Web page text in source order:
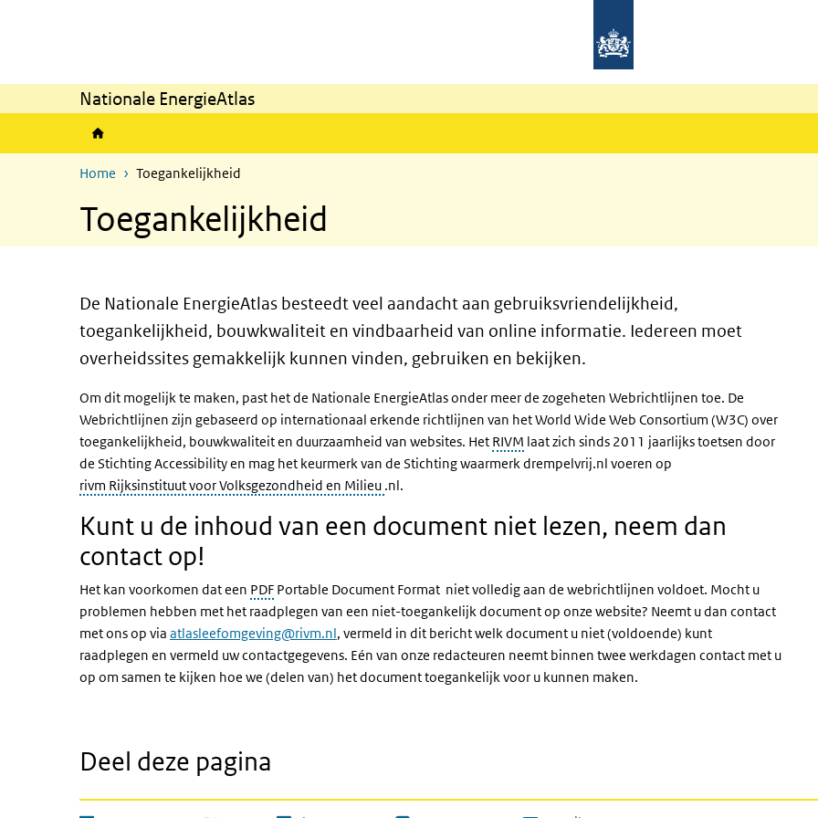
Nationale EnergieAtlas
Home Toegankelijkheid
Toegankelijkheid
De Nationale EnergieAtlas besteedt veel aandacht aan gebruiksvriendelijkheid,
toegankelijkheid, bouwkwaliteit en vindbaarheid van online informatie. Iedereen moet
overheidssites gemakkelijk kunnen vinden, gebruiken en bekijken.
Om dit mogelijk te maken, past het de Nationale EnergieAtlas onder meer de zogeheten Webrichtlijnen toe. De
Webrichtlijnen zijn gebaseerd op internationaal erkende richtlijnen van het World Wide Web Consortium (W3C) over
toegankelijkheid, bouwkwaliteit en duurzaamheid van websites. Het RIVM Rijksinstituut voor Volksgezondheid en Milieu
laat zich sinds 2011 jaarlijks toetsen door
de Stichting Accessibility en mag het keurmerk van de Stichting waarmerk drempelvrij.nl voeren op
rivm Rijksinstituut voor Volksgezondheid en Milieu Rijksinstituut voor Volksgezondheid en Milieu
.nl.
Kunt u de inhoud van een document niet lezen, neem dan
contact op!
Het kan voorkomen dat een PDF Portable Document Format niet volledig aan de webrichtlijnen voldoet. Mocht u
problemen hebben met het raadplegen van een niet-toegankelijk document op onze website? Neemt u dan contact
met ons op via atlasleefomgeving@rivm.nl, vermeld in dit bericht welk document u niet (voldoende) kunt
raadplegen en vermeld uw contactgegevens. Eén van onze redacteuren neemt binnen twee werkdagen contact met u
op om samen te kijken hoe we (delen van) het document toegankelijk voor u kunnen maken.
Deel deze pagina